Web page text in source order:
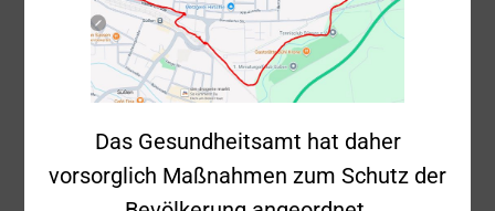
Datum
Mittwoch, 19.
Juni 2024
Uhrzeit
23:22 Uhr
Einsatzstichwort
Brandmeldealarm
Das Gesundheitsamt hat daher
vorsorglich Maßnahmen zum Schutz der